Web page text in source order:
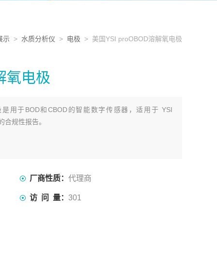
示 > 水质分析仪 > 电极 > 美国YSI proOBOD溶解氧电极
氧电极
用于BOD和CBOD的智能数字传感器，适用于 YSI
规性报告。
厂商性质： 代理商
访 问 量： 301